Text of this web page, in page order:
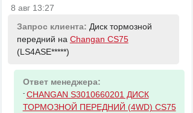
8 авг 13:27
Запрос клиента: Диск тормозной
передний на Changan CS75
(LS4ASE*****)
Ответ менеджера:
- CHANGAN S3010660201 ДИСК
ТОРМОЗНОЙ ПЕРЕДНИЙ (4WD) CS75